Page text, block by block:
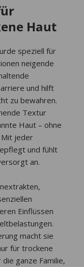
Haut
speziell für
neigende
und hilft
zu bewahren.
Textur
Haut – ohne
Mit jeder
und fühlt
an.
Einflüssen
macht sie
für trockene
ganze Familie,